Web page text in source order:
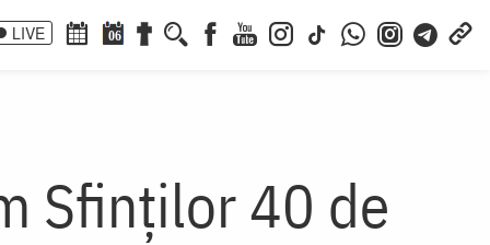
LIVE 06
Sfinților 40 de